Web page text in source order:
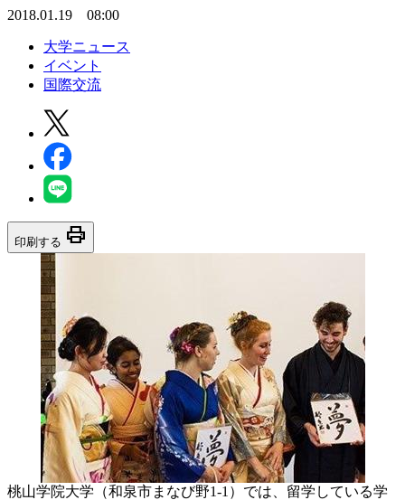
2018.01.19 08:00
大学ニュース
イベント
国際交流
印刷する print
桃山学院大学（和泉市まなび野1-1）では、留学している学